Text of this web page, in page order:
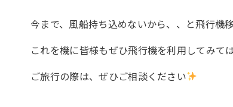
今まで、風船持ち込めないから、、と飛行機
これを機に皆様もぜひ飛行機を利用してみて
ご旅行の際は、ぜひご相談ください